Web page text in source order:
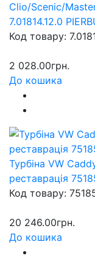
Clio/Scenic/
7.01814.12.0
Код товару:
2 028.00грн.
До кошика
Турбіна VW
реставрація
Код товару:
20 246.00грн.
До кошика